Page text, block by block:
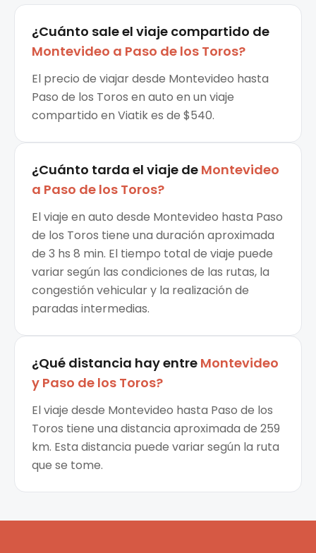
¿Cuánto sale el viaje compartido de
Montevideo a Paso de los Toros?
El precio de viajar desde Montevideo hasta
Paso de los Toros en auto en un viaje
compartido en Viatik es de $540.
¿Cuánto tarda el viaje de Montevideo
a Paso de los Toros?
El viaje en auto desde Montevideo hasta Paso
de los Toros tiene una duración aproximada
de 3 hs 8 min. El tiempo total de viaje puede
variar según las condiciones de las rutas, la
congestión vehicular y la realización de
paradas intermedias.
¿Qué distancia hay entre Montevideo
y Paso de los Toros?
El viaje desde Montevideo hasta Paso de los
Toros tiene una distancia aproximada de 259
km. Esta distancia puede variar según la ruta
que se tome.